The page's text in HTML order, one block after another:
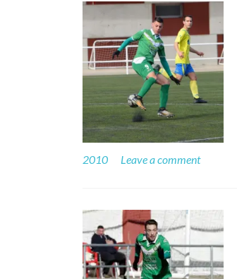
2010
Leave a comment